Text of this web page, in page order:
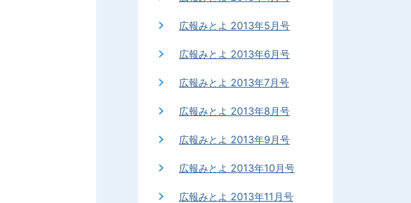
広報みとよ 2013年5月号
広報みとよ 2013年6月号
広報みとよ 2013年7月号
広報みとよ 2013年8月号
広報みとよ 2013年9月号
広報みとよ 2013年10月号
広報みとよ 2013年11月号